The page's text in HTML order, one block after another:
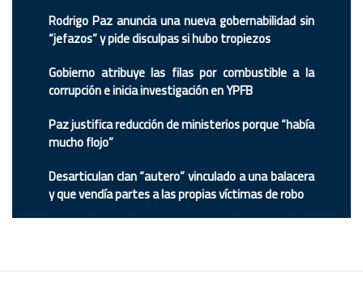
Rodrigo Paz anuncia una nueva gobernabilidad sin
“jefazos” y pide disculpas si hubo tropiezos
Gobierno atribuye las filas por combustible a la
corrupción e inicia investigación en YPFB
Paz justifica reducción de ministerios porque “había
mucho flojo”
Desarticulan clan “autero” vinculado a una balacera
y que vendía partes a las propias víctimas de robo